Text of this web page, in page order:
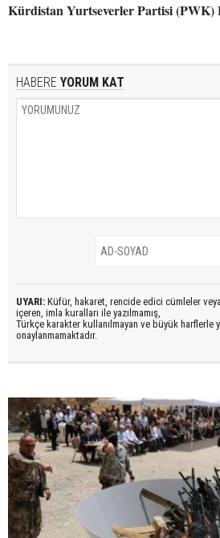
Kürdistan Yurtseverler Partisi (PWK)
HABERE YORUM KAT
UYARI: Küfür, hakaret, rencide edici cümleler
içeren, imla kuralları ile yazılmamış,
Türkçe karakter kullanılmayan ve büyük harflerle
onaylanmamaktadır.